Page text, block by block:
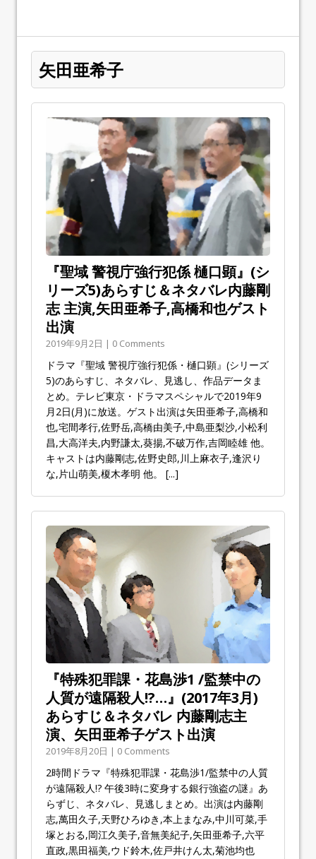
矢田亜希子
『聖域 警視庁強行犯係 樋口顕』(シ
リーズ5)あらすじ＆ネタバレ内藤剛
志 主演,矢田亜希子,高橋和也ゲスト
出演
2019年9月2日 | 0 Comments
ドラマ『聖域 警視庁強行犯係・樋口顕』(シリーズ
5)のあらすじ、ネタバレ、見逃し、作品データま
とめ。テレビ東京・ドラマスペシャルで2019年9
月2日(月)に放送。ゲスト出演は矢田亜希子,高橋和
也,宅間孝行,佐野岳,高橋由美子,中島亜梨沙,小松利
昌,大高洋夫,内野謙太,葵揚,不破万作,吉岡睦雄 他。
キャストは内藤剛志,佐野史郎,川上麻衣子,逢沢り
な,片山萌美,榎木孝明 他。 [...]
『特殊犯罪課・花島渉1 /監禁中の
人質が遠隔殺人!?…』(2017年3月)
あらすじ＆ネタバレ 内藤剛志主
演、矢田亜希子ゲスト出演
2019年8月20日 | 0 Comments
2時間ドラマ『特殊犯罪課・花島渉1/監禁中の人質
が遠隔殺人!? 午後3時に変身する銀行強盗の謎』あ
らずじ、ネタバレ、見逃しまとめ。出演は内藤剛
志,萬田久子,天野ひろゆき,本上まなみ,中川可菜,手
塚とおる,岡江久美子,音無美紀子,矢田亜希子,六平
直政,黒田福美,ウド鈴木,佐戸井けん太,菊池均也